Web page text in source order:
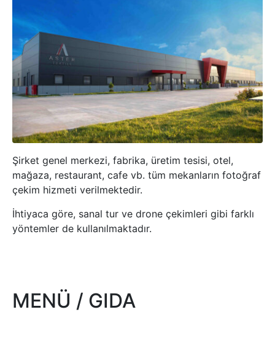
Şirket genel merkezi, fabrika, üretim tesisi, otel,
mağaza, restaurant, cafe vb. tüm mekanların fotoğraf
çekim hizmeti verilmektedir.
İhtiyaca göre, sanal tur ve drone çekimleri gibi farklı
yöntemler de kullanılmaktadır.
MENÜ / GIDA